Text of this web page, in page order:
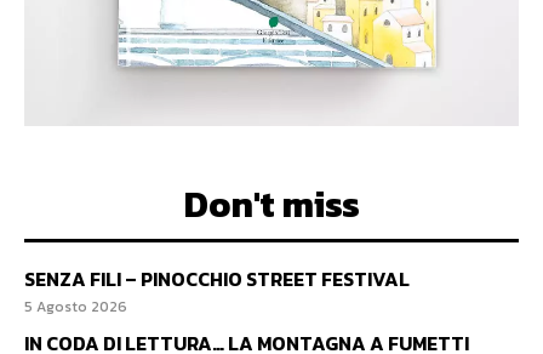
Don't miss
SENZA FILI – PINOCCHIO STREET FESTIVAL
5 Agosto 2026
IN CODA DI LETTURA… LA MONTAGNA A FUMETTI